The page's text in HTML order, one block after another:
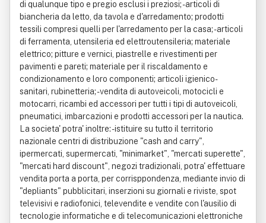
di qualunque tipo e pregio esclusi i preziosi; - articoli di
biancheria da letto, da tavola e d'arredamento; prodotti
tessili compresi quelli per l'arredamento per la casa; - articoli
di ferramenta, utensileria ed elettroutensileria; materiale
elettrico; pitture e vernici, piastrelle e rivestimenti per
pavimenti e pareti; materiale per il riscaldamento e
condizionamento e loro componenti; articoli igienico-
sanitari, rubinetteria; - vendita di autoveicoli, motocicli e
motocarri, ricambi ed accessori per tutti i tipi di autoveicoli,
pneumatici, imbarcazioni e prodotti accessori per la nautica.
La societa' potra' inoltre: - istituire su tutto il territorio
nazionale centri di distribuzione "cash and carry",
ipermercati, supermercati, "minimarket", "mercati superette",
"mercati hard discount", negozi tradizionali, potra' effettuare
vendita porta a porta, per corrisppondenza, mediante invio di
"depliants" pubblicitari, inserzioni su giornali e riviste, spot
televisivi e radiofonici, televendite e vendite con l'ausilio di
tecnologie informatiche e di telecomunicazioni elettroniche